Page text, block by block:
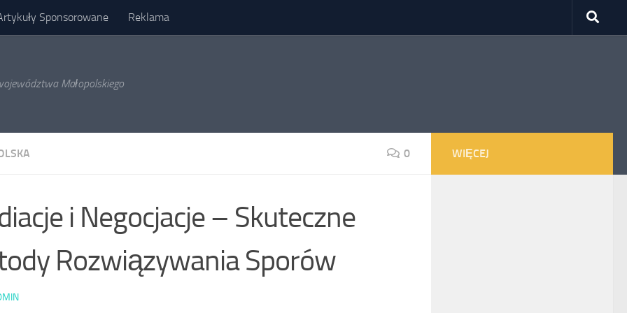
Sponsorowane Reklama
Małopolskiego
0
i Negocjacje – Skuteczne
Rozwiązywania Sporów
WIĘCEJ